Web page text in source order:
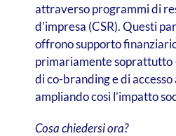
attraverso programmi di
d’impresa (CSR). Questi
offrono supporto
primariamente soprattutto
di co-branding e di accesso
ampliando così l’impatto
Cosa chiedersi ora?